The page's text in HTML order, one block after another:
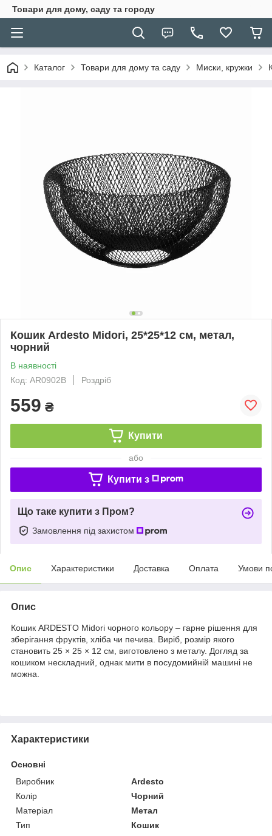
Товари для дому, саду та городу
Каталог Товари для дому та саду Миски, кружки
Кошик Ardesto Midori, 25*25*12 см, метал,
чорний
В наявності
Код: AR0902B
Роздріб
559 ₴
Купити
або
Купити з
Що таке купити з Пром?
Замовлення під захистом
Опис Характеристики Доставка Оплата Умови
Опис
Кошик ARDESTO Midori чорного кольору – гарне рішення для
зберігання фруктів, хліба чи печива. Виріб, розмір якого
становить 25 × 25 × 12 см, виготовлено з металу. Догляд за
кошиком нескладний, однак мити в посудомийній машині не
можна.
Характеристики
Основні
Виробник
Ardesto
Колір
Чорний
Матеріал
Метал
Тип
Кошик